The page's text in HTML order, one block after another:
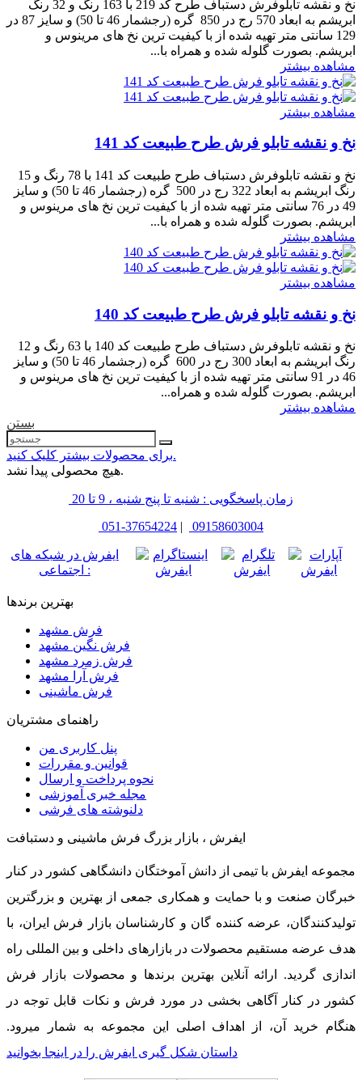
نخ و نقشه تابلوفرش دستباف طرح کد 219 با 163 رنگ و 32 رنگ
ابریشم به ابعاد 570 رج در 850 گره (رجشمار 46 تا 50) و سایز 87 در
129 سانتی متر تهیه شده از با کیفیت ترین نخ های مرینوس و
ابریشم. بصورت گلوله شده و همراه با...
مشاهده بیشتر
مشاهده بیشتر
نخ و نقشه تابلو فرش طرح طبیعت کد 141
نخ و نقشه تابلوفرش دستباف طرح طبیعت کد 141 با 78 رنگ و 15
رنگ ابریشم به ابعاد 322 رج در 500 گره (رجشمار 46 تا 50) و سایز
49 در 76 سانتی متر تهیه شده از با کیفیت ترین نخ های مرینوس و
ابریشم. بصورت گلوله شده و همراه با...
مشاهده بیشتر
مشاهده بیشتر
نخ و نقشه تابلو فرش طرح طبیعت کد 140
نخ و نقشه تابلوفرش دستباف طرح طبیعت کد 140 با 63 رنگ و 12
رنگ ابریشم به ابعاد 300 رج در 600 گره (رجشمار 46 تا 50) و سایز
46 در 91 سانتی متر تهیه شده از با کیفیت ترین نخ های مرینوس و
ابریشم. بصورت گلوله شده و همراه...
مشاهده بیشتر
بستن
برای محصولات بیشتر کلیک کنید.
هیچ محصولی پیدا نشد.
زمان پاسخگویی : شنبه تا پنج شنبه ، 9 تا 20
051-37654224 | 09158603004
ایفرش در شبکه های
اجتماعی :
بهترین برندها
فرش مشهد
فرش نگین مشهد
فرش زمرد مشهد
فرش آرا مشهد
فرش ماشینی
راهنمای مشتریان
پنل کاربری من
قوانین و مقررات
نحوه پرداخت و ارسال
مجله خبری آموزشی
دلنوشته های فرشی
ایفرش ، بازار بزرگ فرش ماشینی و دستبافت
مجموعه ایفرش با تیمی از دانش آموختگان دانشگاهی کشور در کنار
خبرگان صنعت و با حمایت و همکاری جمعی از بهترین و بزرگترین
تولیدکنندگان، عرضه کننده گان و کارشناسان بازار فرش ایران، با
هدف عرضه مستقیم محصولات در بازارهای داخلی و بین المللی راه
اندازی گردید. ارائه آنلاین بهترین برندها و محصولات بازار فرش
کشور در کنار آگاهی بخشی در مورد فرش و نکات قابل توجه در
هنگام خرید آن، از اهداف اصلی این مجموعه به شمار میرود.
داستان شکل گیری ایفرش را در اینجا بخوانید